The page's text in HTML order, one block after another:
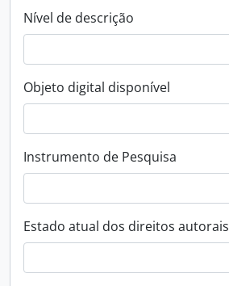
Nível de descrição
Objeto digital disponível
Instrumento de Pesquisa
Estado atual dos direitos autorais